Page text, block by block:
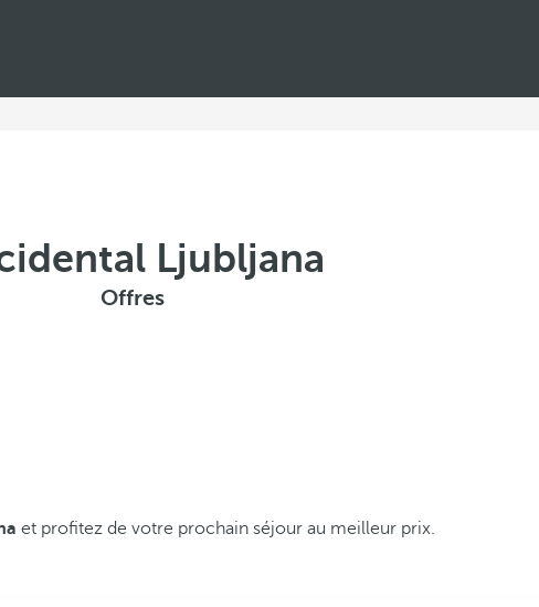
Ljubljana
Offres
et profitez de votre prochain séjour au meilleur prix.